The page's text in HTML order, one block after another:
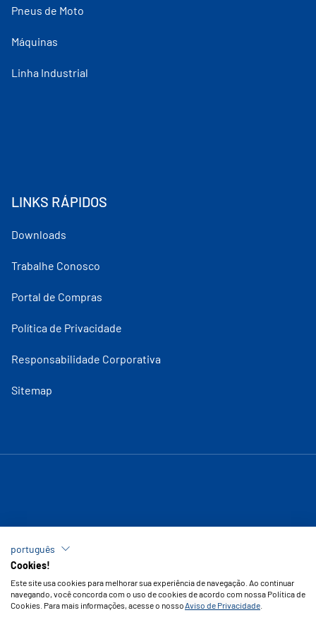
Pneus de Moto
Máquinas
Linha Industrial
LINKS RÁPIDOS
Downloads
Trabalhe Conosco
Portal de Compras
Política de Privacidade
Responsabilidade Corporativa
Sitemap
Copyright © 2026 Vipal Borrachas
português
Cookies!
Este site usa cookies para melhorar sua experiência de navegação. Ao continuar
navegando, você concorda com o uso de cookies de acordo com nossa Política de
Cookies. Para mais informações, acesse o nossoAviso de Privacidade